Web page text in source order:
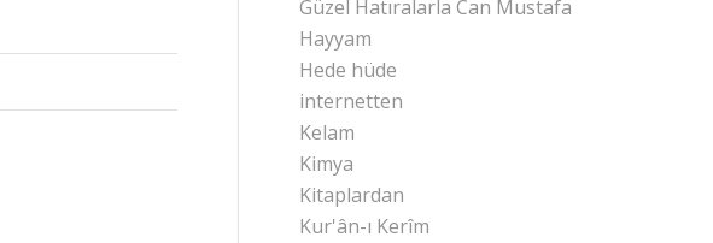
Güzel Hatıralarla Can Mustafa
Hayyam
Hede hüde
internetten
Kelam
Kimya
Kitaplardan
Kur'ân-ı Kerîm